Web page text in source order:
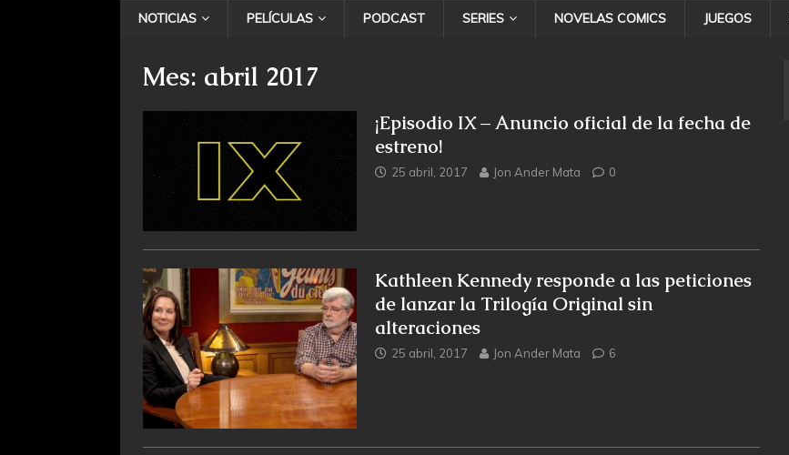
NOTICIAS PELÍCULAS PODCAST SERIES NOVELAS COMICS JUEGOS
Mes: abril 2017
¡Episodio IX – Anuncio oficial de la fecha de
estreno!
25 abril, 2017 Jon Ander Mata 0
Kathleen Kennedy responde a las peticiones
de lanzar la Trilogía Original sin
alteraciones
25 abril, 2017 Jon Ander Mata 6